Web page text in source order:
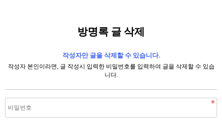
방명록 글 삭제
작성자만 글을 삭제할 수 있습니다.
작성자 본인이라면, 글 작성시 입력한 비밀번호를 입력하여 글을 삭제할 수 있습
니다.